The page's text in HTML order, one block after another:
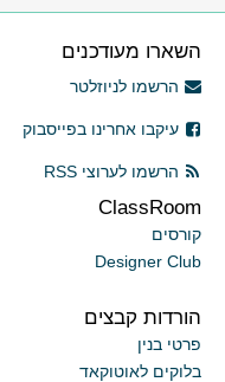
השארו מעודכנים
הרשמו לניוזלטר
עיקבו אחרינו בפייסבוק
הרשמו לערוצי RSS
ClassRoom
קורסים
Designer Club
הורדות קבצים
פרטי בנין
בלוקים לאוטוקאד